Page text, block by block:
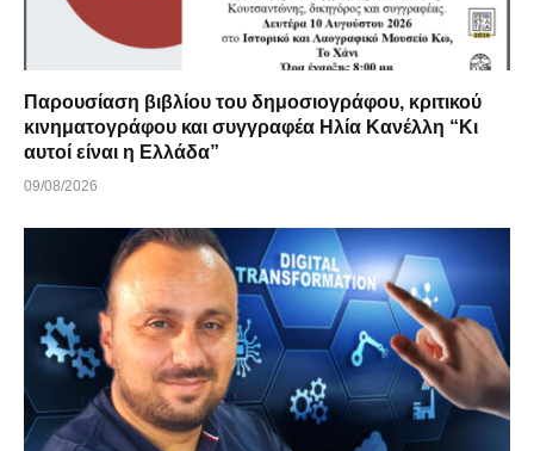
Παρουσίαση βιβλίου του δημοσιογράφου, κριτικού
κινηματογράφου και συγγραφέα Ηλία Κανέλλη “Κι
αυτοί είναι η Ελλάδα”
09/08/2026